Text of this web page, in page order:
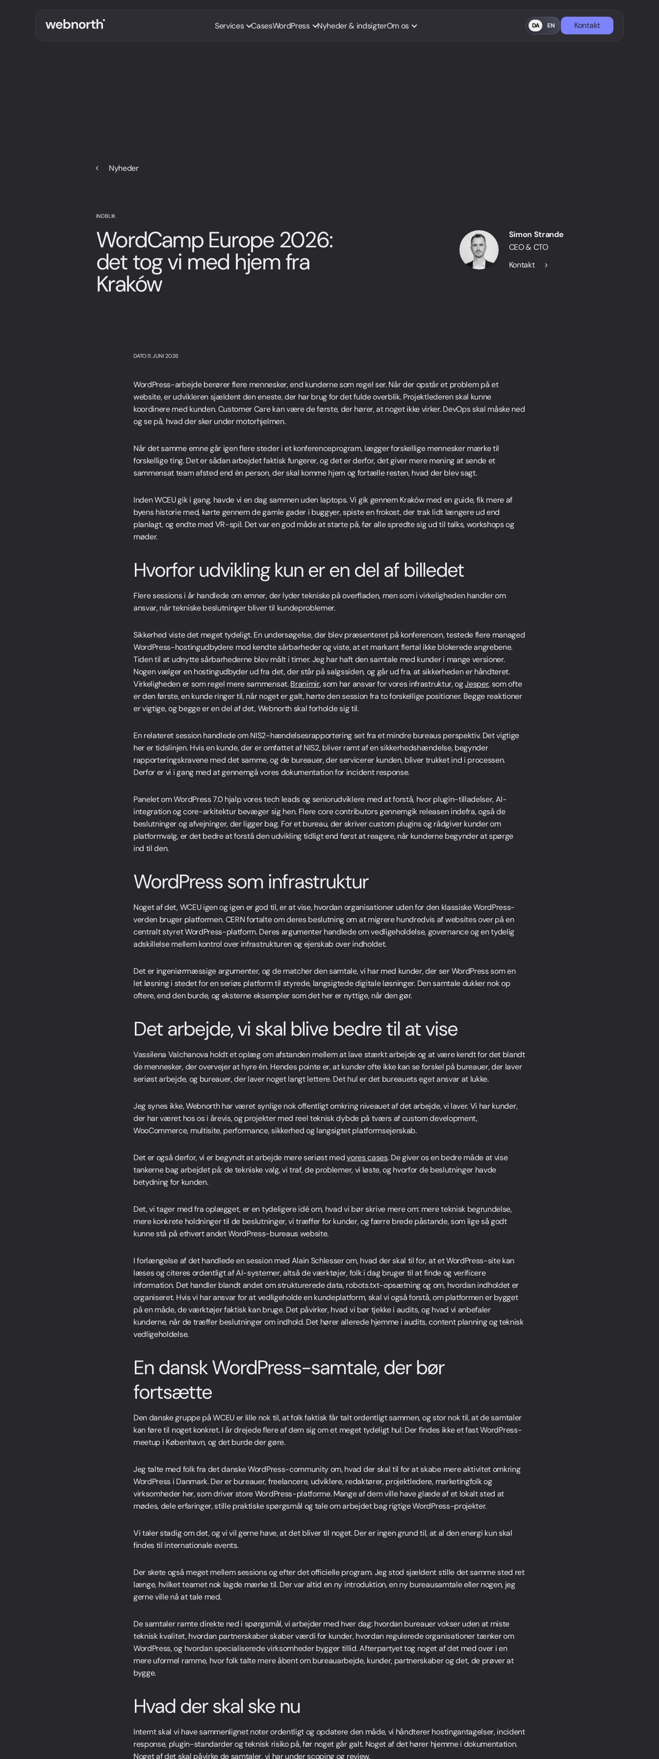
Services CasesWordPress Nyheder & indsigterOm os DA EN Kontakt
Nyheder
INDBLIK
WordCamp Europe 2026:
det tog vi med hjem fra
Kraków
Simon Strande
CEO & CTO
Kontakt
DATO:11. JUNI 2026
WordPress-arbejde berører flere mennesker, end kunderne som regel ser. Når der opstår et problem på et
website, er udvikleren sjældent den eneste, der har brug for det fulde overblik. Projektlederen skal kunne
koordinere med kunden. Customer Care kan være de første, der hører, at noget ikke virker. DevOps skal måske ned
og se på, hvad der sker under motorhjelmen.
Når det samme emne går igen flere steder i et konferenceprogram, lægger forskellige mennesker mærke til
forskellige ting. Det er sådan arbejdet faktisk fungerer, og det er derfor, det giver mere mening at sende et
sammensat team afsted end én person, der skal komme hjem og fortælle resten, hvad der blev sagt.
Inden WCEU gik i gang, havde vi en dag sammen uden laptops. Vi gik gennem Kraków med en guide, fik mere af
byens historie med, kørte gennem de gamle gader i buggyer, spiste en frokost, der trak lidt længere ud end
planlagt, og endte med VR-spil. Det var en god måde at starte på, før alle spredte sig ud til talks, workshops og
møder.
Hvorfor udvikling kun er en del af billedet
Flere sessions i år handlede om emner, der lyder tekniske på overfladen, men som i virkeligheden handler om
ansvar, når tekniske beslutninger bliver til kundeproblemer.
Sikkerhed viste det meget tydeligt. En undersøgelse, der blev præsenteret på konferencen, testede flere managed
WordPress-hostingudbydere mod kendte sårbarheder og viste, at et markant flertal ikke blokerede angrebene.
Tiden til at udnytte sårbarhederne blev målt i timer. Jeg har haft den samtale med kunder i mange versioner.
Nogen vælger en hostingudbyder ud fra det, der står på salgssiden, og går ud fra, at sikkerheden er håndteret.
Virkeligheden er som regel mere sammensat.Branimir, som har ansvar for vores infrastruktur, ogJesper, som ofte
er den første, en kunde ringer til, når noget er galt, hørte den session fra to forskellige positioner. Begge reaktioner
er vigtige, og begge er en del af det, Webnorth skal forholde sig til.
En relateret session handlede om NIS2-hændelsesrapportering set fra et mindre bureaus perspektiv. Det vigtige
her er tidslinjen. Hvis en kunde, der er omfattet af NIS2, bliver ramt af en sikkerhedshændelse, begynder
rapporteringskravene med det samme, og de bureauer, der servicerer kunden, bliver trukket ind i processen.
Derfor er vi i gang med at gennemgå vores dokumentation for incident response.
Panelet om WordPress 7.0 hjalp vores tech leads og seniorudviklere med at forstå, hvor plugin-tilladelser, AI-
integration og core-arkitektur bevæger sig hen. Flere core contributors gennemgik releasen indefra, også de
beslutninger og afvejninger, der ligger bag. For et bureau, der skriver custom plugins og rådgiver kunder om
platformvalg, er det bedre at forstå den udvikling tidligt end først at reagere, når kunderne begynder at spørge
ind til den.
WordPress som infrastruktur
Noget af det, WCEU igen og igen er god til, er at vise, hvordan organisationer uden for den klassiske WordPress-
verden bruger platformen. CERN fortalte om deres beslutning om at migrere hundredvis af websites over på en
centralt styret WordPress-platform. Deres argumenter handlede om vedligeholdelse, governance og en tydelig
adskillelse mellem kontrol over infrastrukturen og ejerskab over indholdet.
Det er ingeniørmæssige argumenter, og de matcher den samtale, vi har med kunder, der ser WordPress som en
let løsning i stedet for en seriøs platform til styrede, langsigtede digitale løsninger. Den samtale dukker nok op
oftere, end den burde, og eksterne eksempler som det her er nyttige, når den gør.
Det arbejde, vi skal blive bedre til at vise
Vassilena Valchanova holdt et oplæg om afstanden mellem at lave stærkt arbejde og at være kendt for det blandt
de mennesker, der overvejer at hyre én. Hendes pointe er, at kunder ofte ikke kan se forskel på bureauer, der laver
seriøst arbejde, og bureauer, der laver noget langt lettere. Det hul er det bureauets eget ansvar at lukke.
Jeg synes ikke, Webnorth har været synlige nok offentligt omkring niveauet af det arbejde, vi laver. Vi har kunder,
der har været hos os i årevis, og projekter med reel teknisk dybde på tværs af custom development,
WooCommerce, multisite, performance, sikkerhed og langsigtet platformsejerskab.
Det er også derfor, vi er begyndt at arbejde mere seriøst medvores cases. De giver os en bedre måde at vise
tankerne bag arbejdet på: de tekniske valg, vi traf, de problemer, vi løste, og hvorfor de beslutninger havde
betydning for kunden.
Det, vi tager med fra oplægget, er en tydeligere idé om, hvad vi bør skrive mere om: mere teknisk begrundelse,
mere konkrete holdninger til de beslutninger, vi træffer for kunder, og færre brede påstande, som lige så godt
kunne stå på ethvert andet WordPress-bureaus website.
I forlængelse af det handlede en session med Alain Schlesser om, hvad der skal til for, at et WordPress-site kan
læses og citeres ordentligt af AI-systemer, altså de værktøjer, folk i dag bruger til at finde og verificere
information. Det handler blandt andet om strukturerede data, robots.txt-opsætning og om, hvordan indholdet er
organiseret. Hvis vi har ansvar for at vedligeholde en kundeplatform, skal vi også forstå, om platformen er bygget
på en måde, de værktøjer faktisk kan bruge. Det påvirker, hvad vi bør tjekke i audits, og hvad vi anbefaler
kunderne, når de træffer beslutninger om indhold. Det hører allerede hjemme i audits, content planning og teknisk
vedligeholdelse.
En dansk WordPress-samtale, der bør
fortsætte
Den danske gruppe på WCEU er lille nok til, at folk faktisk får talt ordentligt sammen, og stor nok til, at de samtaler
kan føre til noget konkret. I år drejede flere af dem sig om et meget tydeligt hul: Der findes ikke et fast WordPress-
meetup i København, og det burde der gøre.
Jeg talte med folk fra det danske WordPress-community om, hvad der skal til for at skabe mere aktivitet omkring
WordPress i Danmark. Der er bureauer, freelancere, udviklere, redaktører, projektledere, marketingfolk og
virksomheder her, som driver store WordPress-platforme. Mange af dem ville have glæde af et lokalt sted at
mødes, dele erfaringer, stille praktiske spørgsmål og tale om arbejdet bag rigtige WordPress-projekter.
Vi taler stadig om det, og vi vil gerne have, at det bliver til noget. Der er ingen grund til, at al den energi kun skal
findes til internationale events.
Der skete også meget mellem sessions og efter det officielle program. Jeg stod sjældent stille det samme sted ret
længe, hvilket teamet nok lagde mærke til. Der var altid en ny introduktion, en ny bureausamtale eller nogen, jeg
gerne ville nå at tale med.
De samtaler ramte direkte ned i spørgsmål, vi arbejder med hver dag: hvordan bureauer vokser uden at miste
teknisk kvalitet, hvordan partnerskaber skaber værdi for kunder, hvordan regulerede organisationer tænker om
WordPress, og hvordan specialiserede virksomheder bygger tillid. Afterpartyet tog noget af det med over i en
mere uformel ramme, hvor folk talte mere åbent om bureauarbejde, kunder, partnerskaber og det, de prøver at
bygge.
Hvad der skal ske nu
Internt skal vi have sammenlignet noter ordentligt og opdatere den måde, vi håndterer hostingantagelser, incident
response, plugin-standarder og teknisk risiko på, før noget går galt. Noget af det hører hjemme i dokumentation.
Noget af det skal påvirke de samtaler, vi har under scoping og review.
Jacob Munche Spardahl
Head of Project Management
+45 61 36 97 48 sz@webnorth.com LinkedIn
Jesper Hartvig
+45 60 18 34 66 jh@webnorth.com LinkedIn